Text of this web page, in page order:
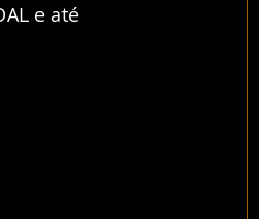
e até